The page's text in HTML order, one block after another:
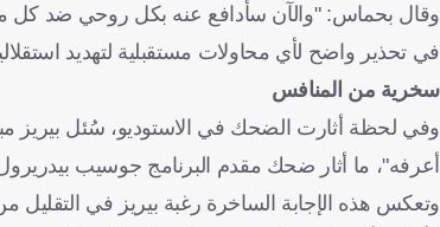
وقال بحماس: "والآن سأدافع عنه بكل روحي ضد كل من
في تحذير واضح لأي محاولات مستقبلية لتهديد
سخرية من المنافس
وفي لحظة أثارت الضحك في الاستوديو، سُئل بيريز
أعرفه"، ما أثار ضحك مقدم البرنامج جوسيب